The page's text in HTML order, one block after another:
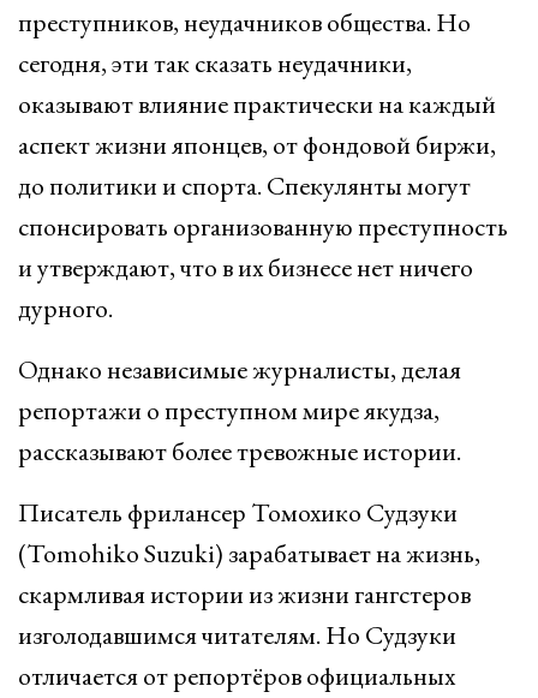
преступников, неудачников общества. Но
сегодня, эти так сказать неудачники,
оказывают влияние практически на каждый
аспект жизни японцев, от фондовой биржи,
до политики и спорта. Спекулянты могут
спонсировать организованную преступность
и утверждают, что в их бизнесе нет ничего
дурного.
Однако независимые журналисты, делая
репортажи о преступном мире якудза,
рассказывают более тревожные истории.
Писатель фрилансер Томохико Судзуки
(Tomohiko Suzuki) зарабатывает на жизнь,
скармливая истории из жизни гангстеров
изголодавшимся читателям. Но Судзуки
отличается от репортёров официальных